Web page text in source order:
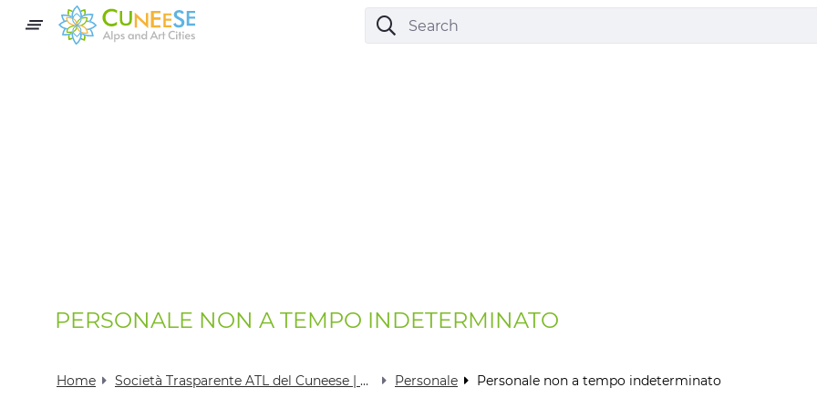
PERSONALE NON A TEMPO INDETERMINATO
Home Società Trasparente ATL del Cuneese | Visit Cuneese Personale Personale non a tempo indeterminato